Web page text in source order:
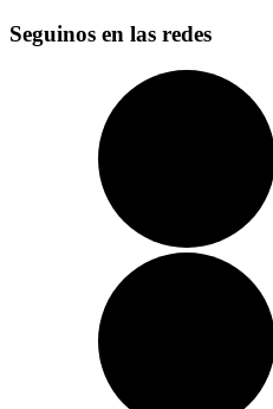
Seguinos en las redes